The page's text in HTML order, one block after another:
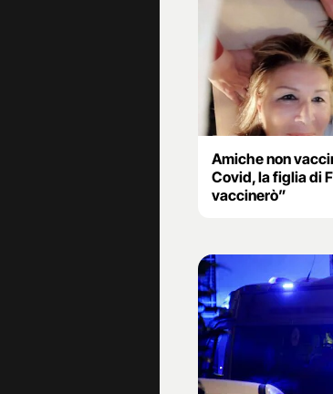
Amiche non
Covid, la figlia di
vaccinerò”